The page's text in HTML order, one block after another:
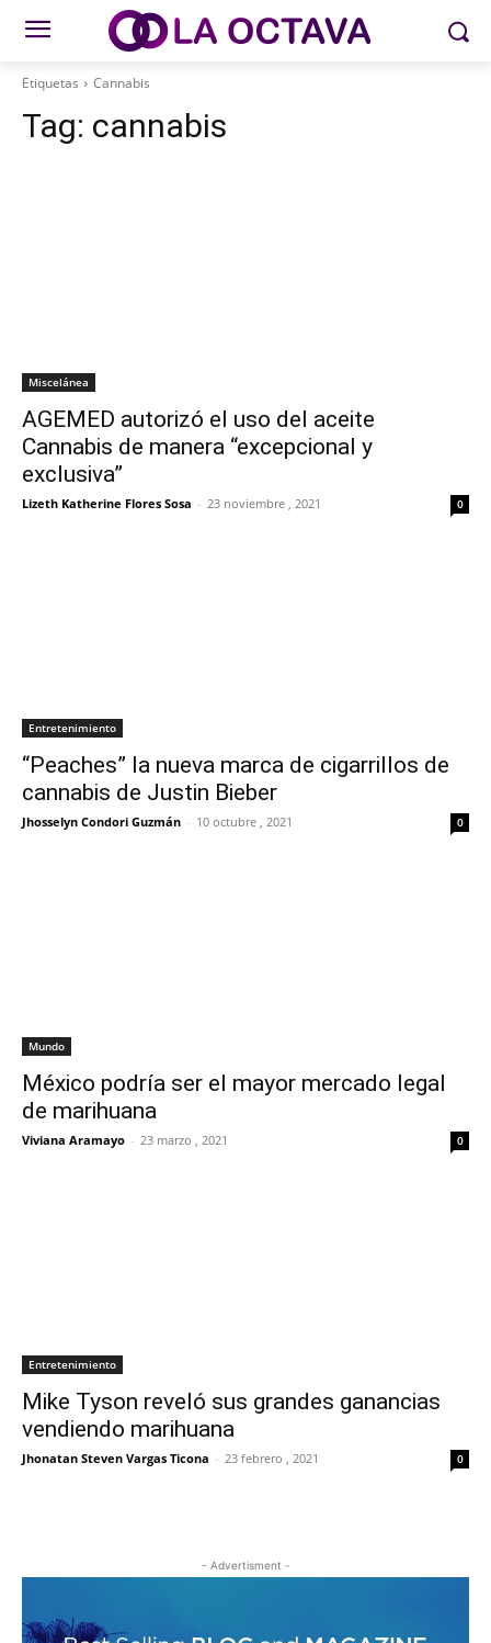
Etiquetas Cannabis
Tag: cannabis
Miscelánea
AGEMED autorizó el uso del aceite
Cannabis de manera “excepcional y
exclusiva”
Lizeth Katherine Flores Sosa - 23 noviembre , 2021 0
Entretenimiento
“Peaches” la nueva marca de cigarrillos de
cannabis de Justin Bieber
Jhosselyn Condori Guzmán - 10 octubre , 2021 0
Mundo
México podría ser el mayor mercado legal
de marihuana
Viviana Aramayo - 23 marzo , 2021 0
Entretenimiento
Mike Tyson reveló sus grandes ganancias
vendiendo marihuana
Jhonatan Steven Vargas Ticona - 23 febrero , 2021 0
- Advertisment -